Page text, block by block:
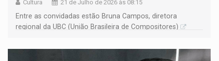
Cultura 21 de Julho de 2026 às 08:15
Entre as convidadas estão Bruna Campos, diretora
regional da UBC (União Brasileira de Compositores)